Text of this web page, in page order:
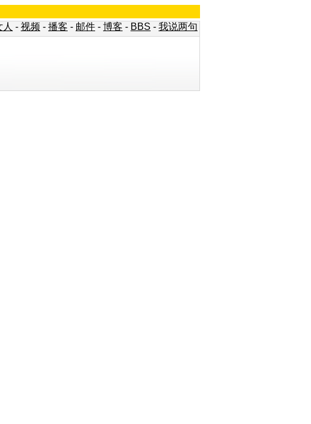
人 - 视频 - 播客 - 邮件 - 博客 - BBS - 我说两句